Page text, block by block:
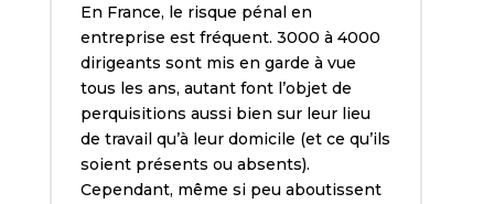
En France, le risque pénal en
entreprise est fréquent. 3000 à 4000
dirigeants sont mis en garde à vue
tous les ans, autant font l’objet de
perquisitions aussi bien sur leur lieu
de travail qu’à leur domicile (et ce qu’ils
soient présents ou absents).
Cependant, même si peu aboutissent